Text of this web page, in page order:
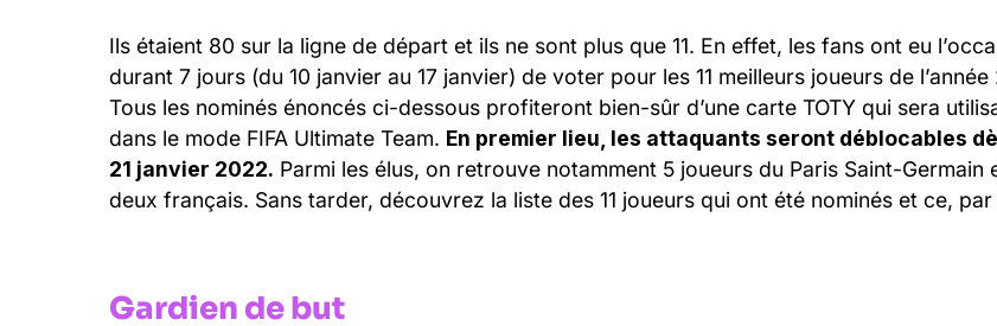
Ils étaient 80 sur la ligne de départ et ils ne sont plus que 11. En effet, les fans ont eu
durant 7 jours (du 10 janvier au 17 janvier) de voter pour les 11 meilleurs joueurs de l’année
Tous les nominés énoncés ci-dessous profiteront bien-sûr d’une carte TOTY qui sera
dans le mode FIFA Ultimate Team. En premier lieu, les attaquants seront déblocables
21 janvier 2022. Parmi les élus, on retrouve notamment 5 joueurs du Paris Saint-Germain
deux français. Sans tarder, découvrez la liste des 11 joueurs qui ont été nominés et ce, par
Gardien de but